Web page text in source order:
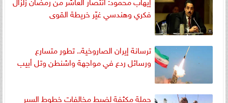
فكري وهندسي غيّر خريطة القوى
ترسانة إيران الصاروخية.. تطور متسارع
ورسائل ردع في مواجهة واشنطن وتل أبيب
حملة مكثفة لضبط مخالفات خطوط السير